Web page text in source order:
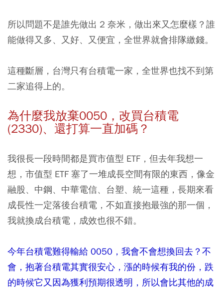
所以問題不是誰先做出 2 奈米，做出來又怎麼樣？誰
能做得又多、又好、又便宜，全世界就會排隊繳錢。
這種斷層，台灣只有台積電一家，全世界也找不到第
二家追得上的。
為什麼我放棄0050，改買台積電
(2330)、還打算一直加碼？
我很長一段時間都是買市值型 ETF，但去年我想一
想，市值型 ETF 塞了一堆成長空間有限的東西，像金
融股、中鋼、中華電信、台塑、統一這種，長期來看
成長性一定落後台積電，不如直接抱最強的那一個，
我就換成台積電，成效也很不錯。
今年台積電難得輸給 0050，我會不會想換回去？不
會，抱著台積電其實很安心，漲的時候有我的份，跌
的時候它又因為獲利預期很透明，所以會比其他的成